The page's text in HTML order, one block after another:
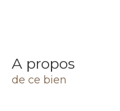
a propos
de ce bien